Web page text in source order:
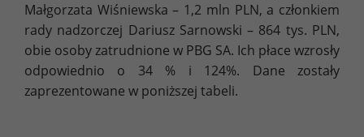
Małgorzata Wiśniewska – 1,2 mln PLN, a członkiem
rady nadzorczej Dariusz Sarnowski – 864 tys. PLN,
obie osoby zatrudnione w PBG SA. Ich płace wzrosły
odpowiednio o 34 % i 124%. Dane zostały
zaprezentowane w poniższej tabeli.